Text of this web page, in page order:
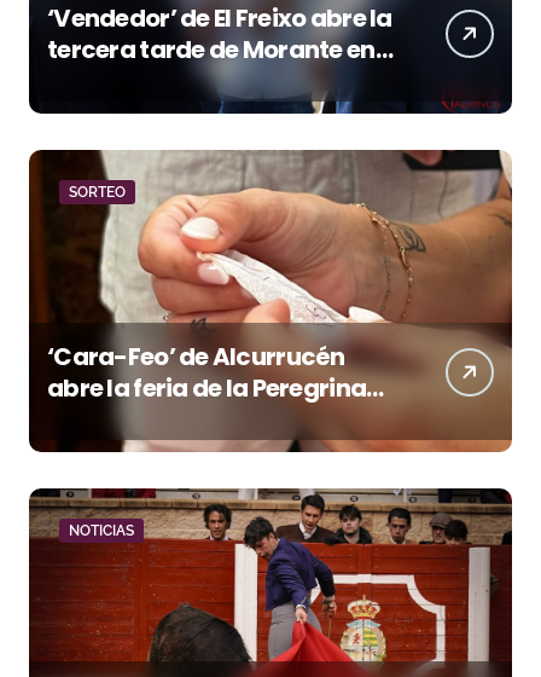
‘Vendedor’ de El Freixo abre la
tercera tarde de Morante en
la temporada portuense
SORTEO
‘Cara-Feo’ de Alcurrucén
abre la feria de la Peregrina
NOTICIAS